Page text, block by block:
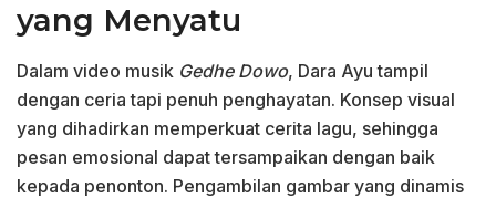
yang Menyatu
Dalam video musik Gedhe Dowo, Dara Ayu tampil
dengan ceria tapi penuh penghayatan. Konsep visual
yang dihadirkan memperkuat cerita lagu, sehingga
pesan emosional dapat tersampaikan dengan baik
kepada penonton. Pengambilan gambar yang dinamis